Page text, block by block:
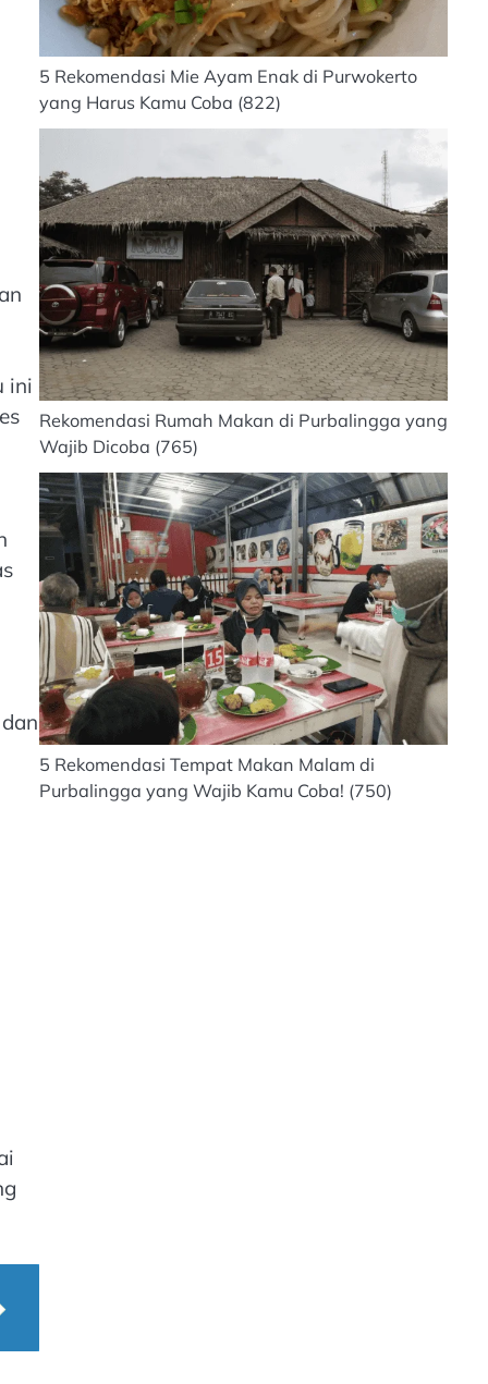
ini
5 Rekomendasi Mie Ayam Enak di Purwokerto
yang Harus Kamu Coba (822)
Rekomendasi Rumah Makan di Purbalingga yang
Wajib Dicoba (765)
5 Rekomendasi Tempat Makan Malam di
Purbalingga yang Wajib Kamu Coba! (750)